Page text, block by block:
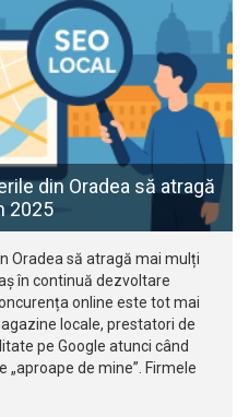
din Oradea să atragă
2025
Oradea să atragă mai mulți
în continuă dezvoltare
online este tot mai
locale, prestatori de
pe Google atunci când
de mine”. Firmele